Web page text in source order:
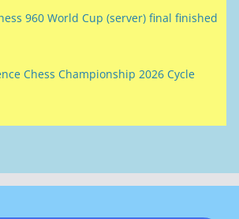
960 World Cup (server) final finished
Chess Championship 2026 Cycle